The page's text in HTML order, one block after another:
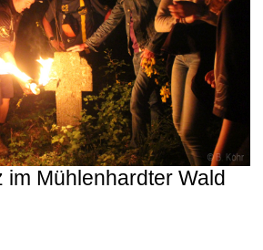
im Mühlenhardter Wald